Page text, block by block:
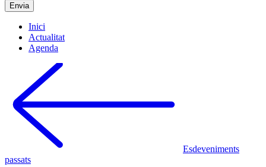
Inici
Actualitat
Agenda
Esdeveniments
passats